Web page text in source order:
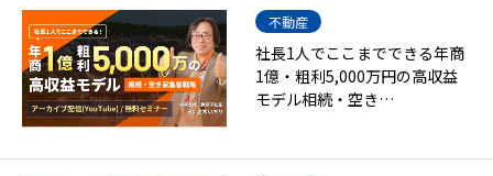
不動産
社長1人でここまでできる年商
1億・粗利5,000万円の高収益
モデル相続・空き…